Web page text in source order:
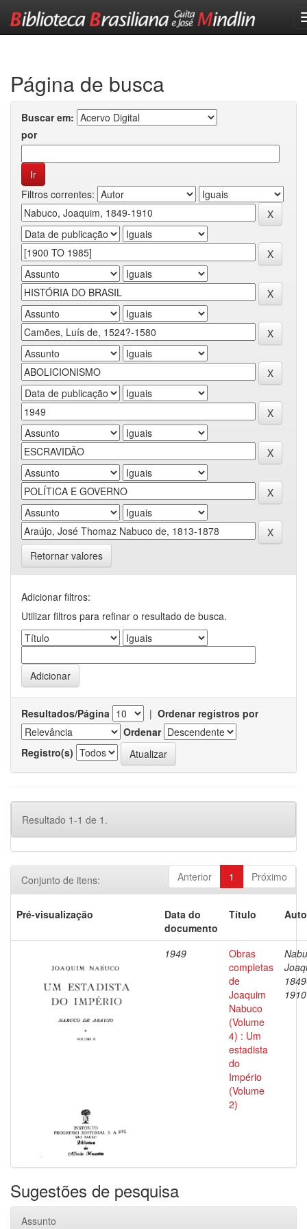
Página de busca
Buscar em:
por
Filtros correntes:
Retornar valores
Adicionar filtros:
Utilizar filtros para refinar o resultado de busca.
Resultados/Página | Ordenar registros por
Ordenar
Registro(s)
Resultado 1-1 de 1.
Anterior 1 Próximo
Conjunto de itens:
Pré-visualização
Data do
documento
Título
1949
Obras
completas
de
Joaquim
Nabuco
(Volume
4) : Um
estadista
do
Império
(Volume
2)
1910
Sugestões de pesquisa
Assunto